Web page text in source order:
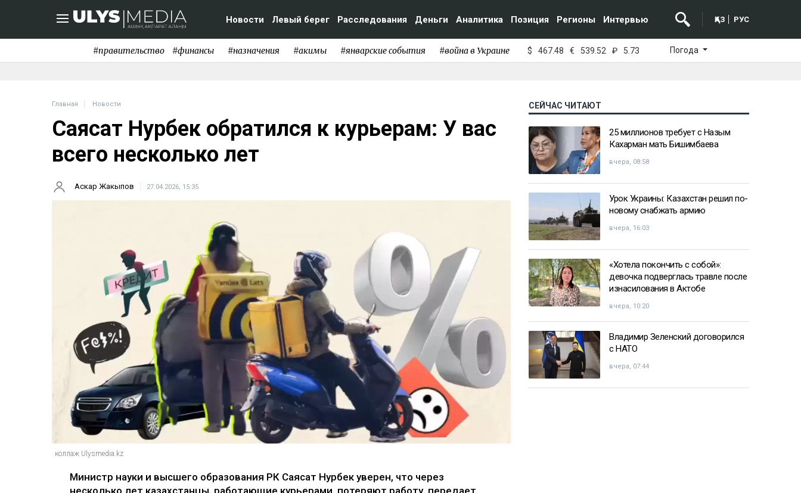
Новости Левый берег Расследования Деньги Аналитика Позиция Регионы Интервью ҚАЗ РУС
#правительство #финансы #назначения #акимы #январские события #война в Украине $ 467.48 € 539.52 ₽ 5.73 Погода
Главная Новости
Саясат Нурбек обратился к курьерам: У вас
всего несколько лет
Аскар Жакыпов 27.04.2026, 15:35
коллаж Ulysmedia.kz
Министр науки и высшего образования РК Саясат Нурбек уверен, что через
СЕЙЧАС ЧИТАЮТ
25 миллионов требует с Назым
Кахарман мать Бишимбаева
вчера, 08:58
Урок Украины: Казахстан решил по-
новому снабжать армию
вчера, 16:03
«Хотела покончить с собой»:
девочка подверглась травле после
изнасилования в Актобе
вчера, 10:20
Владимир Зеленский договорился
с НАТО
вчера, 07:44